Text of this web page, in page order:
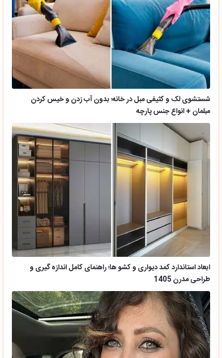
شستشوی لک و کثیفی مبل در خانه؛ بدون آب زدن و خیس کردن
مبلمان + انواع جنس پارچه
ابعاد استاندارد کمد دیواری و کشو ها؛ راهنمای کامل اندازه گیری و
طراحی مدرن 1405